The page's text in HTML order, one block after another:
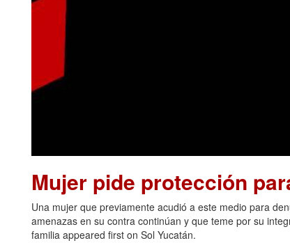
Mujer pide protección
Una mujer que previamente acudió a este medio para
amenazas en su contra continúan y que teme por su
familia appeared first on Sol Yucatán.